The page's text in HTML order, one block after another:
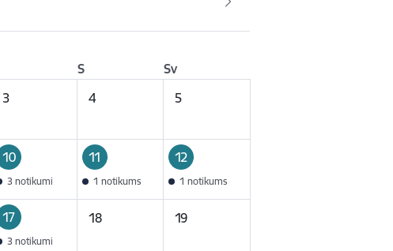
S
Sv
3 4 5
10
3 notikumi
11
1 notikums
12
1 notikums
17
3 notikumi
18 19